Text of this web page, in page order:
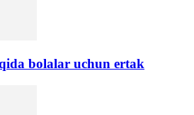
bolalar uchun ertak